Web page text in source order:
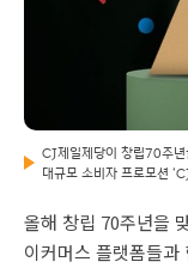
CJ제일제당이 창립70주
대규모 소비자 프로모션
올해 창립 70주년을
이커머스 플랫폼들과